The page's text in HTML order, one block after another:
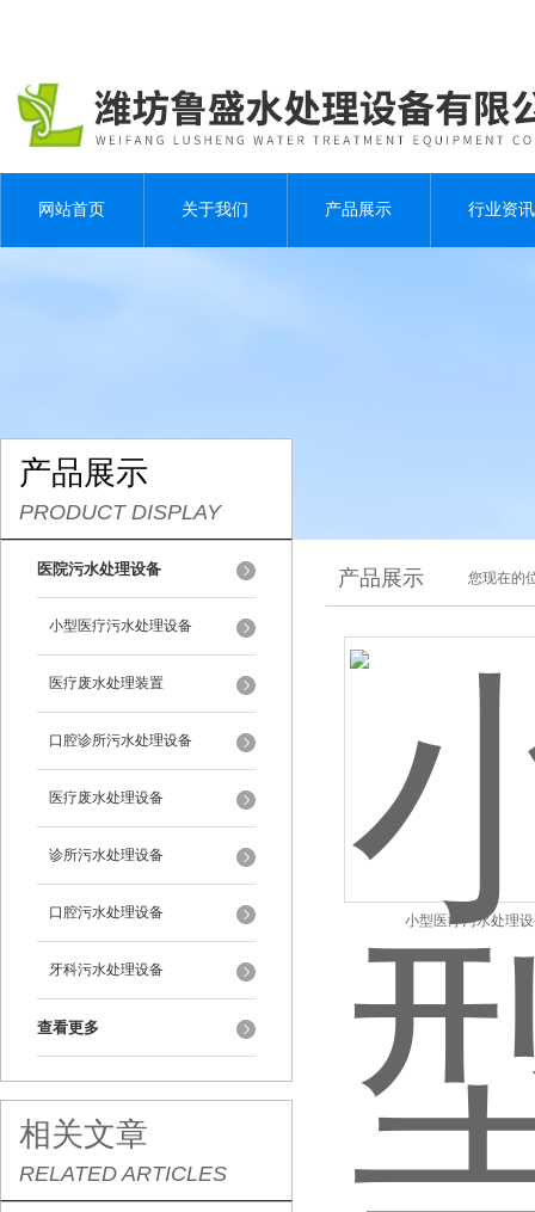
网站首页 关于我们 产品展示 行业资讯
产品展示
PRODUCT DISPLAY
医院污水处理设备
小型医疗污水处理设备
医疗废水处理装置
口腔诊所污水处理设备
医疗废水处理设备
诊所污水处理设备
口腔污水处理设备
牙科污水处理设备
查看更多
相关文章
RELATED ARTICLES
产品展示 您现在的
小型医疗污水处理